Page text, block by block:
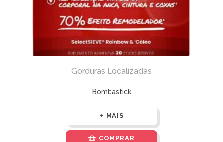
Gorduras Localizadas
Bombastick
MAIS
COMPRAR